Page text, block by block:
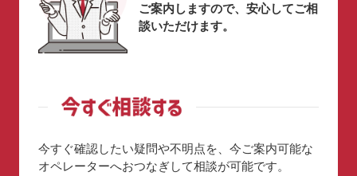
ご案内しますので、安心してご相
談いただけます。
今すぐ確認したい疑問や不明点を、今ご案内可能な
オペレーターへおつなぎして相談が可能です。